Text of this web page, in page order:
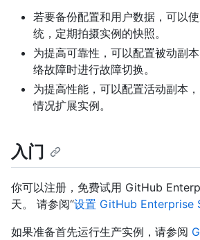
若要备份配置和用户数据，可以
统，定期拍摄实例的快照。
为提高可靠性，可以配置被动副
络故障时进行故障切换。
为提高性能，可以配置活动副本
情况扩展实例。
入门
你可以注册，免费试用 GitHub
天。 请参阅“设置 GitHub Enterprise
如果准备首先运行生产实例，请参阅